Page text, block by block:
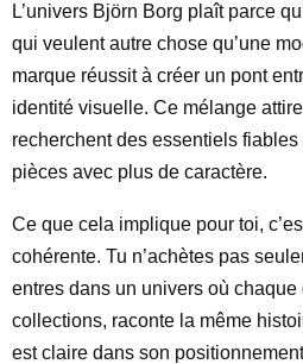
L’univers Björn Borg plaît parce
qui veulent autre chose qu’une
marque réussit à créer un pont
identité visuelle. Ce mélange
recherchent des essentiels
pièces avec plus de caractère.
Ce que cela implique pour toi,
cohérente. Tu n’achètes pas
entres dans un univers où
collections, raconte la même
est claire dans son